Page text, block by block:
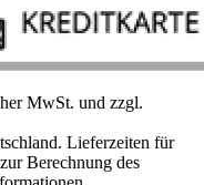
MwSt. und zzgl.
Lieferzeiten für
Berechnung des